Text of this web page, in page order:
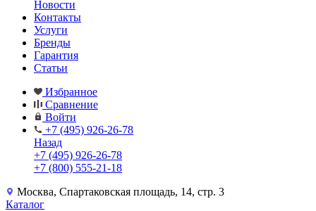
Новости
Контакты
Услуги
Бренды
Гарантия
Статьи
Избранное
Сравнение
Войти
+7 (495) 926-26-78
Назад
+7 (495) 926-26-78
+7 (800) 555-21-18
Москва, Спартаковская площадь, 14, стр. 3
Каталог